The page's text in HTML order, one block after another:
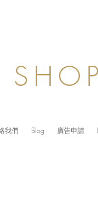
SHOP
我們 Blog 廣告申請